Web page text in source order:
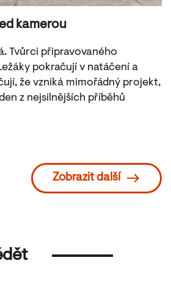
kamerou
Tvůrci připravovaného
pokračují v natáčení a
že vzniká mimořádný projekt,
z nejsilnějších příběhů
Zobrazit další